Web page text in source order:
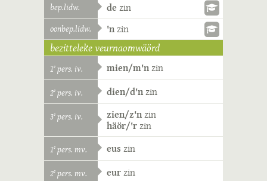
bep.lidw. de zin
oonbep.lidw. 'nzin
bezitteleke veurnaomwäörd
1e pers. iv. mien/m'nzin
2e pers. iv. dien/d'nzin
3e pers. iv. zien/z'nzin
häör/'rzin
1e pers. mv. eus zin
2e pers. mv. eurzin